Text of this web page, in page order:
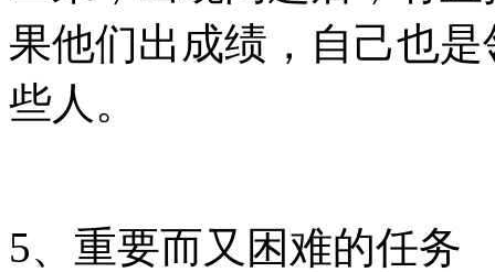
果他们出成绩，自己也
些人。
5、重要而又困难的任务